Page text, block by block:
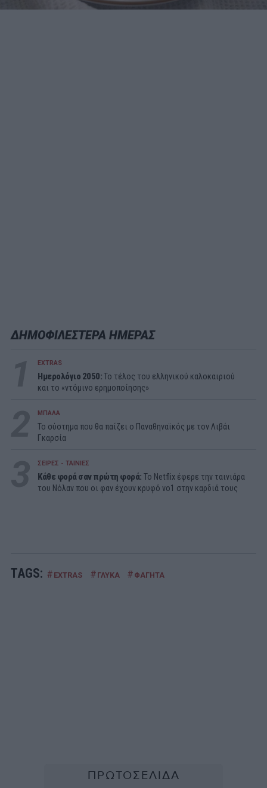
ΔΗΜΟΦΙΛΕΣΤΕΡΑ ΗΜΕΡΑΣ
EXTRAS
Ημερολόγιο 2050:To τέλος του ελληνικού καλοκαιριού
και το «ντόμινο ερημοποίησης»
ΜΠΑΛΑ
Το σύστημα που θα παίζει ο Παναθηναϊκός με τον Λιβάι
Γκαρσία
ΣΕΙΡΕΣ - ΤΑΙΝΙΕΣ
Κάθε φορά σαν πρώτη φορά: Το Netflix έφερε την ταινιάρα
του Νόλαν που οι φαν έχουν κρυφό νο1 στην καρδιά τους
TAGS: # EXTRAS # ΓΛΥΚΑ # ΦΑΓΗΤΑ